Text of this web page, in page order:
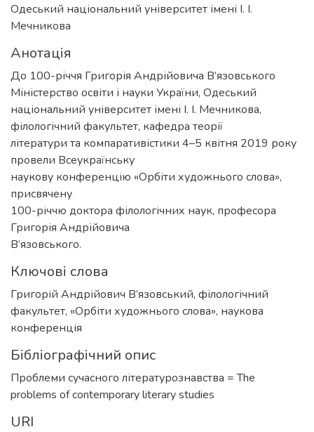
Одеський національний університет імені І. І.
Мечникова
Анотація
До 100-річчя Григорія Андрійовича В’язовського
Міністерство освіти і науки України, Одеський
національний університет імені І. І. Мечникова,
філологічний факультет, кафедра теорії
літератури та компаративістики 4–5 квітня 2019 року
провели Всеукраїнську
наукову конференцію «Орбіти художнього слова»,
присвячену
100-річчю доктора філологічних наук, професора
Григорія Андрійовича
В’язовського.
Ключові слова
Григорій Андрійович В’язовський, філологічний
факультет, «Орбіти художнього слова», наукова
конференція
Бібліографічний опис
Проблеми сучасного літературознавства = The
problems of contemporary literary studies
URI